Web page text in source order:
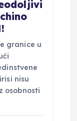
granice u
nisu
osobnosti